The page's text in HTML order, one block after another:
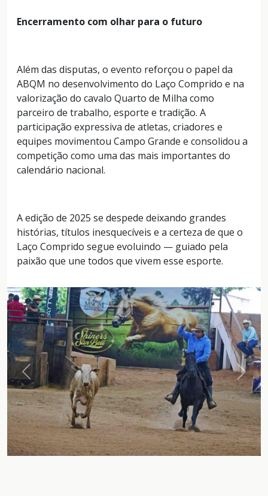
Encerramento com olhar para o futuro
Além das disputas, o evento reforçou o papel da
ABQM no desenvolvimento do Laço Comprido e na
valorização do cavalo Quarto de Milha como
parceiro de trabalho, esporte e tradição. A
participação expressiva de atletas, criadores e
equipes movimentou Campo Grande e consolidou a
competição como uma das mais importantes do
calendário nacional.
A edição de 2025 se despede deixando grandes
histórias, títulos inesquecíveis e a certeza de que o
Laço Comprido segue evoluindo — guiado pela
paixão que une todos que vivem esse esporte.
Anterior